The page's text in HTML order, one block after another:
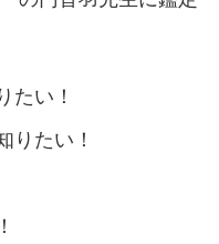
たい！
りたい！